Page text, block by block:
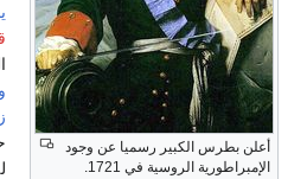
أعلن بطرس الكبير رسميا عن وجود
الإمبراطورية الروسية في 1721.